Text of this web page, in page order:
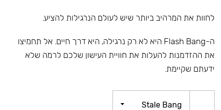
לחוות את המרהיב ביותר שיש לעולם הנרגילות להציע.
ה-Flash Bang היא לא רק נרגילה, היא דרך חיים. אל תחמיצו
את ההזדמנות להעלות את חוויית העישון שלכם לרמה שלא
ידעתם שקיימת.
Stale Bang